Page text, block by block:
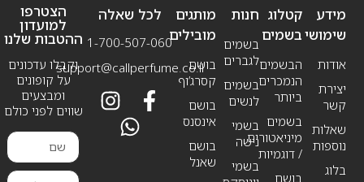
מידע
שימושי
אודות
יצירת
קשר
שאלות
נוספות
בלוג
חנות
בשמים
לגברים
בשמים
לנשים
בשמי
נישה
בשמי
קטלוג
בשמים
הבשמים
הנמכרים
ביותר
בשמים
מיניאטורים
/ דוגמיות
בושם
מותגים
מובילים
בושם
קסרג’וף
בושם
אינסנס
בושם
שאנל
לכל שאלה
1-700-507-060
support@callperfume.co.il
הצטרפו
למועדון
ההטבות שלנו
וקבלו עדכונים
על קופונים
ומבצעים
שווים לפני כולם